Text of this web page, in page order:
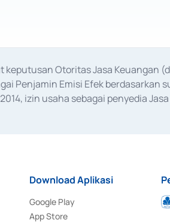
Otoritas Jasa Keuangan
Penjamin Emisi Efek
izin usaha sebagai penyedia
Download Aplikasi
Google Play
App Store